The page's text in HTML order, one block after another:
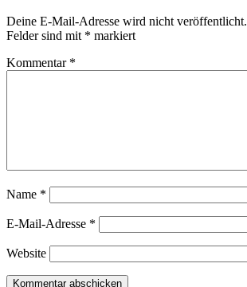
Deine E-Mail-Adresse wird nicht veröffentlicht.
Felder sind mit * markiert
Kommentar *
Name *
E-Mail-Adresse *
Website